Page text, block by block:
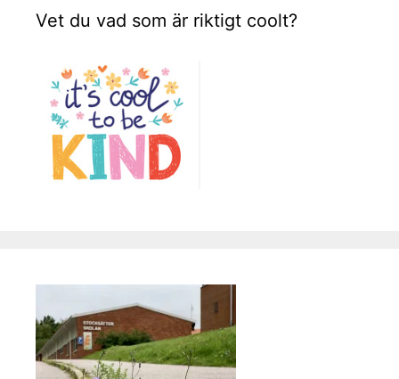
Vet du vad som är riktigt coolt?